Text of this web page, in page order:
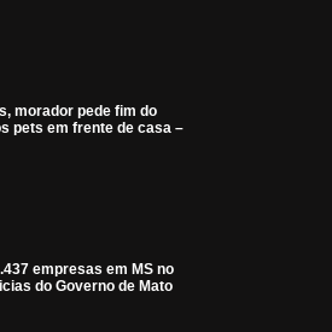
morador pede fim do
pets em frente de casa –
empresas em MS no
do Governo de Mato